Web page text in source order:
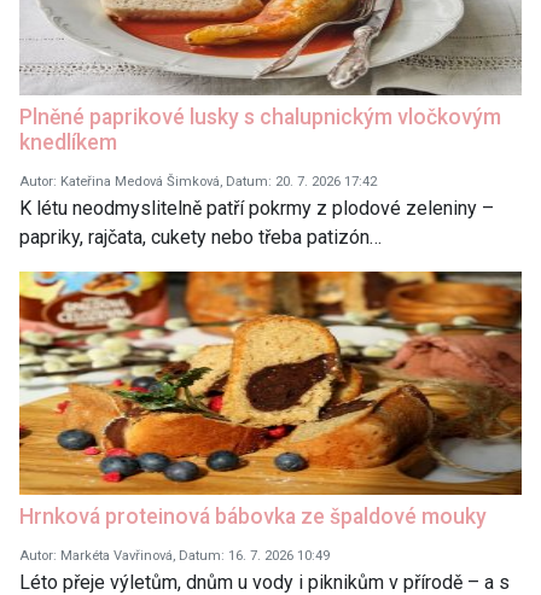
Plněné paprikové lusky s chalupnickým vločkovým
knedlíkem
Autor: Kateřina Medová Šimková, Datum: 20. 7. 2026 17:42
K létu neodmyslitelně patří pokrmy z plodové zeleniny –
papriky, rajčata, cukety nebo třeba patizón…
Hrnková proteinová bábovka ze špaldové mouky
Autor: Markéta Vavřinová, Datum: 16. 7. 2026 10:49
Léto přeje výletům, dnům u vody i piknikům v přírodě – a s